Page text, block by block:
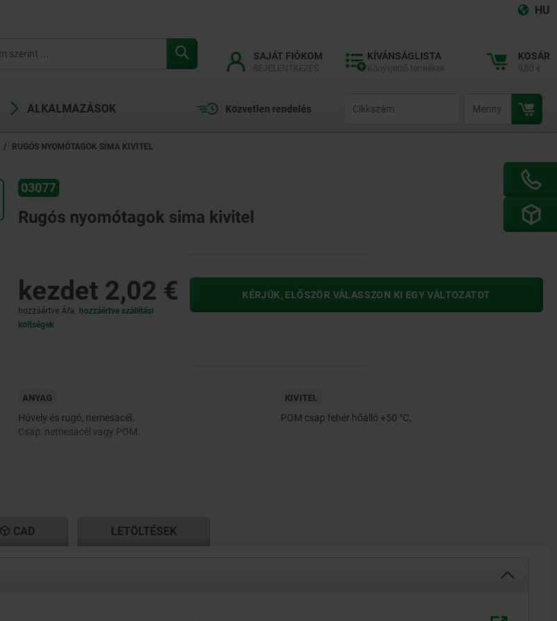
HU
SAJÁT FIÓKOM KÍVÁNSÁGLISTA KOSÁR
ALKALMAZÁSOK Közvetlen rendelés
RUGÓS NYOMÓTAGOK SIMA KIVITEL
03077
Rugós nyomótagok sima kivitel
kezdet 2,02 €
hozzáértve Áfa
hozzáértve szállítási
költségek
KÉRJÜK, ELŐSZÖR VÁLASSZON KI EGY VÁLTOZATOT
ANYAG
Hüvely és rugó, nemesacél.
Csap, nemesacél vagy POM.
KIVITEL
POM csap fehér hőálló +50 °C.
CAD LETÖLTÉSEK